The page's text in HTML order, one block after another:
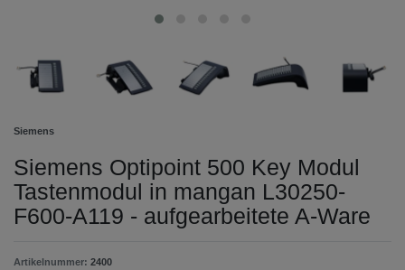
Siemens
Siemens Optipoint 500 Key Modul
Tastenmodul in mangan L30250-
F600-A119 - aufgearbeitete A-Ware
Artikelnummer: 2400